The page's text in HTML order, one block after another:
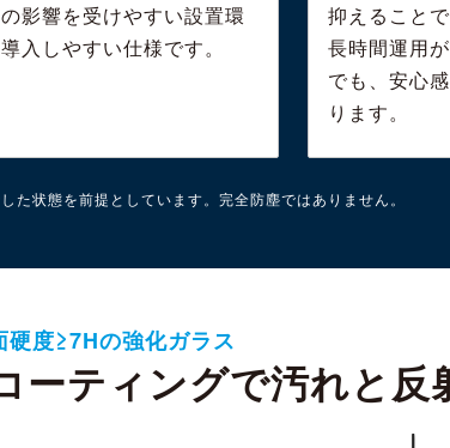
影響を受けやすい設置環
入しやすい仕様です。
抑えること
長時間運用
でも、安心
ります。
状態を前提としています。完全防塵ではありません。
硬度≥7Hの強化ガラス
ーティングで汚れと反